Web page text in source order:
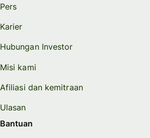
Pers
Karier
Hubungan Investor
Misi kami
Afiliasi dan kemitraan
Ulasan
Bantuan